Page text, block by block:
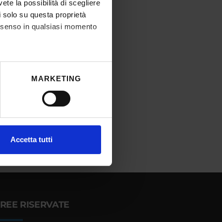
la possibilità di scegliere
su questa proprietà
in qualsiasi momento
metro,
dettagli . Puoi
e per analizzare il
MARKETING
Accetta tutti
RISERVATE